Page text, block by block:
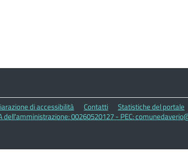
di accessibilità Contatti Statistiche del portale
dell'amministrazione: 00260520127 - PEC: